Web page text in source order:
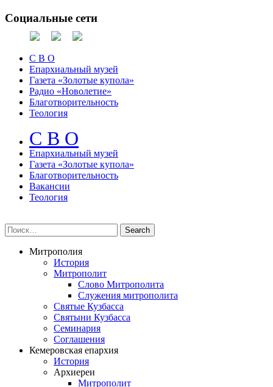
Социальные сети
С В О
Епархиальный музей
Газета «Золотые купола»
Радио «Новолетие»
Благотворительность
Теология
С В О
Епархиальный музeй
Газета «Золотые купола»
Благотворительность
Вакансии
Теология
Митрополия
История
Митрополит
Слово Митрополита
Служения митрополита
Святые Кузбасса
Святыни Кузбасса
Семинария
Соглашения
Кемеровская епархия
История
Архиереи
Митрополит